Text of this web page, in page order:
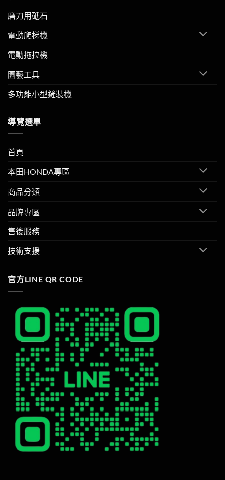
磨刀用砥石
電動爬梯機
電動拖拉機
園藝工具
多功能小型鏟裝機
導覽選單
首頁
本田HONDA專區
商品分類
品牌專區
售後服務
技術支援
官方LINE QR CODE